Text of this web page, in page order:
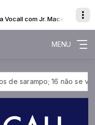
Vocall com Jr. Macedo
- Ta Escrito (Ao Vivo
MENU
sarampo; 16 não se